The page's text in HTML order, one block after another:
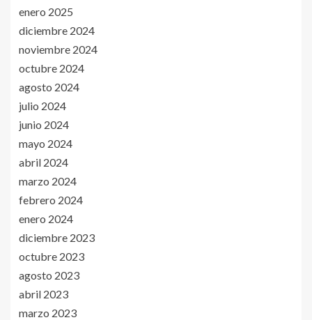
enero 2025
diciembre 2024
noviembre 2024
octubre 2024
agosto 2024
julio 2024
junio 2024
mayo 2024
abril 2024
marzo 2024
febrero 2024
enero 2024
diciembre 2023
octubre 2023
agosto 2023
abril 2023
marzo 2023